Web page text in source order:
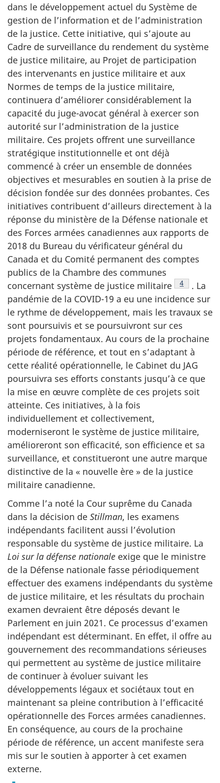
dans le développement actuel du Système de
gestion de l’information et de l’administration
de la justice. Cette initiative, qui s’ajoute au
Cadre de surveillance du rendement du système
de justice militaire, au Projet de participation
des intervenants en justice militaire et aux
Normes de temps de la justice militaire,
continuera d’améliorer considérablement la
capacité du juge-avocat général à exercer son
autorité sur l’administration de la justice
militaire. Ces projets offrent une surveillance
stratégique institutionnelle et ont déjà
commencé à créer un ensemble de données
objectives et mesurables en soutien à la prise de
décision fondée sur des données probantes. Ces
initiatives contribuent d’ailleurs directement à la
réponse du ministère de la Défense nationale et
des Forces armées canadiennes aux rapports de
2018 du Bureau du vérificateur général du
Canada et du Comité permanent des comptes
publics de la Chambre des communes
concernant système de justice militaire
Footnote
4
. La
pandémie de la COVID-19 a eu une incidence sur
le rythme de développement, mais les travaux se
sont poursuivis et se poursuivront sur ces
projets fondamentaux. Au cours de la prochaine
période de référence, et tout en s’adaptant à
cette réalité opérationnelle, le Cabinet du JAG
poursuivra ses efforts constants jusqu’à ce que
la mise en œuvre complète de ces projets soit
atteinte. Ces initiatives, à la fois
individuellement et collectivement,
moderniseront le système de justice militaire,
amélioreront son efficacité, son efficience et sa
surveillance, et constitueront une autre marque
distinctive de la « nouvelle ère » de la justice
militaire canadienne.
Comme l’a noté la Cour suprême du Canada
dans la décision de Stillman, les examens
indépendants facilitent aussi l’évolution
responsable du système de justice militaire. La
Loi sur la défense nationale exige que le ministre
de la Défense nationale fasse périodiquement
effectuer des examens indépendants du système
de justice militaire, et les résultats du prochain
examen devraient être déposés devant le
Parlement en juin 2021. Ce processus d’examen
indépendant est déterminant. En effet, il offre au
gouvernement des recommandations sérieuses
qui permettent au système de justice militaire
de continuer à évoluer suivant les
développements légaux et sociétaux tout en
maintenant sa pleine contribution à l’efficacité
opérationnelle des Forces armées canadiennes.
En conséquence, au cours de la prochaine
période de référence, un accent manifeste sera
mis sur le soutien à apporter à cet examen
externe.